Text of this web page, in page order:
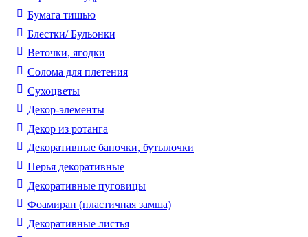
Бумага тишью
Блестки/ Бульонки
Веточки, ягодки
Солома для плетения
Cухоцветы
Декор-элементы
Декор из ротанга
Декоративные баночки, бутылочки
Перья декоративные
Декоративные пуговицы
Фоамиран (пластичная замша)
Декоративные листья